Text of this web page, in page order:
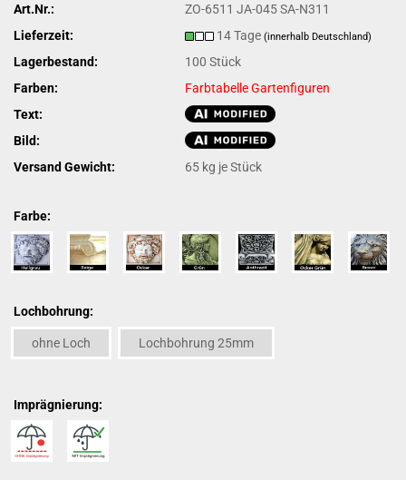
Art.Nr.:
ZO-6511 JA-045 SA-N311
Lieferzeit:
14 Tage(innerhalb Deutschland)
Lagerbestand: 100Stück
Farben:
Farbtabelle Gartenfiguren
Text:
Bild:
Versand Gewicht:
65 kg je Stück
Farbe:
Lochbohrung:
ohne Loch Lochbohrung 25mm
Imprägnierung: